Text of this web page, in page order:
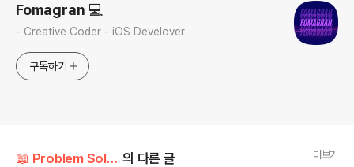
Fomagran 💻
- Creative Coder - iOS Develover
구독하기
📖 Problem Solution/Programmers 의 다른 글 더보기